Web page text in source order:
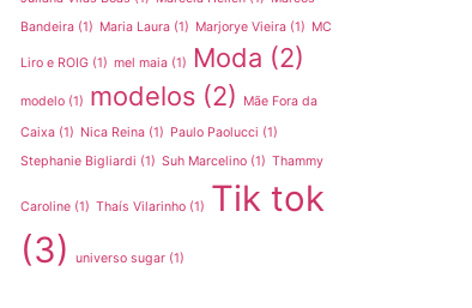
Bandeira (1) Maria Laura (1) Marjorye Vieira (1) MC
Liro e ROIG (1) mel maia (1) Moda (2)
modelo (1) modelos (2)
Mãe Fora da
Caixa (1) Nica Reina (1) Paulo Paolucci (1)
Stephanie Bigliardi (1) Suh Marcelino (1) Thammy
Caroline (1) Thaís Vilarinho (1) Tik tok
(3)
universo sugar (1)